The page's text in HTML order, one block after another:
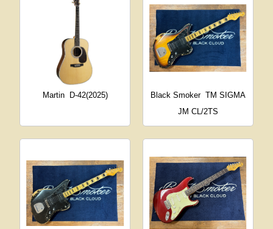
Martin D-42(2025) Black Smoker TM SIGMA
JM CL/2TS